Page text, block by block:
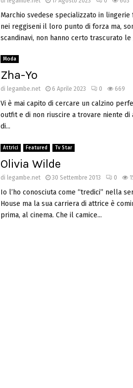
Marchio svedese specializzato in lingerie
nei reggiseni il loro punto di forza ma,
scandinavi, non hanno certo trascurato le
Moda
Zha-Yo
di legambe.net 6 Aprile 2023 0 669
Vi è mai capito di cercare un calzino
outfit e di non riuscire a trovare niente di
di...
Attrici Featured Tv Star
Olivia Wilde
di legambe.net 30 Settembre 2013 0
Io l’ho conosciuta come “tredici” nella
House ma la sua carriera di attrice è
prima, al cinema. Che il camice...